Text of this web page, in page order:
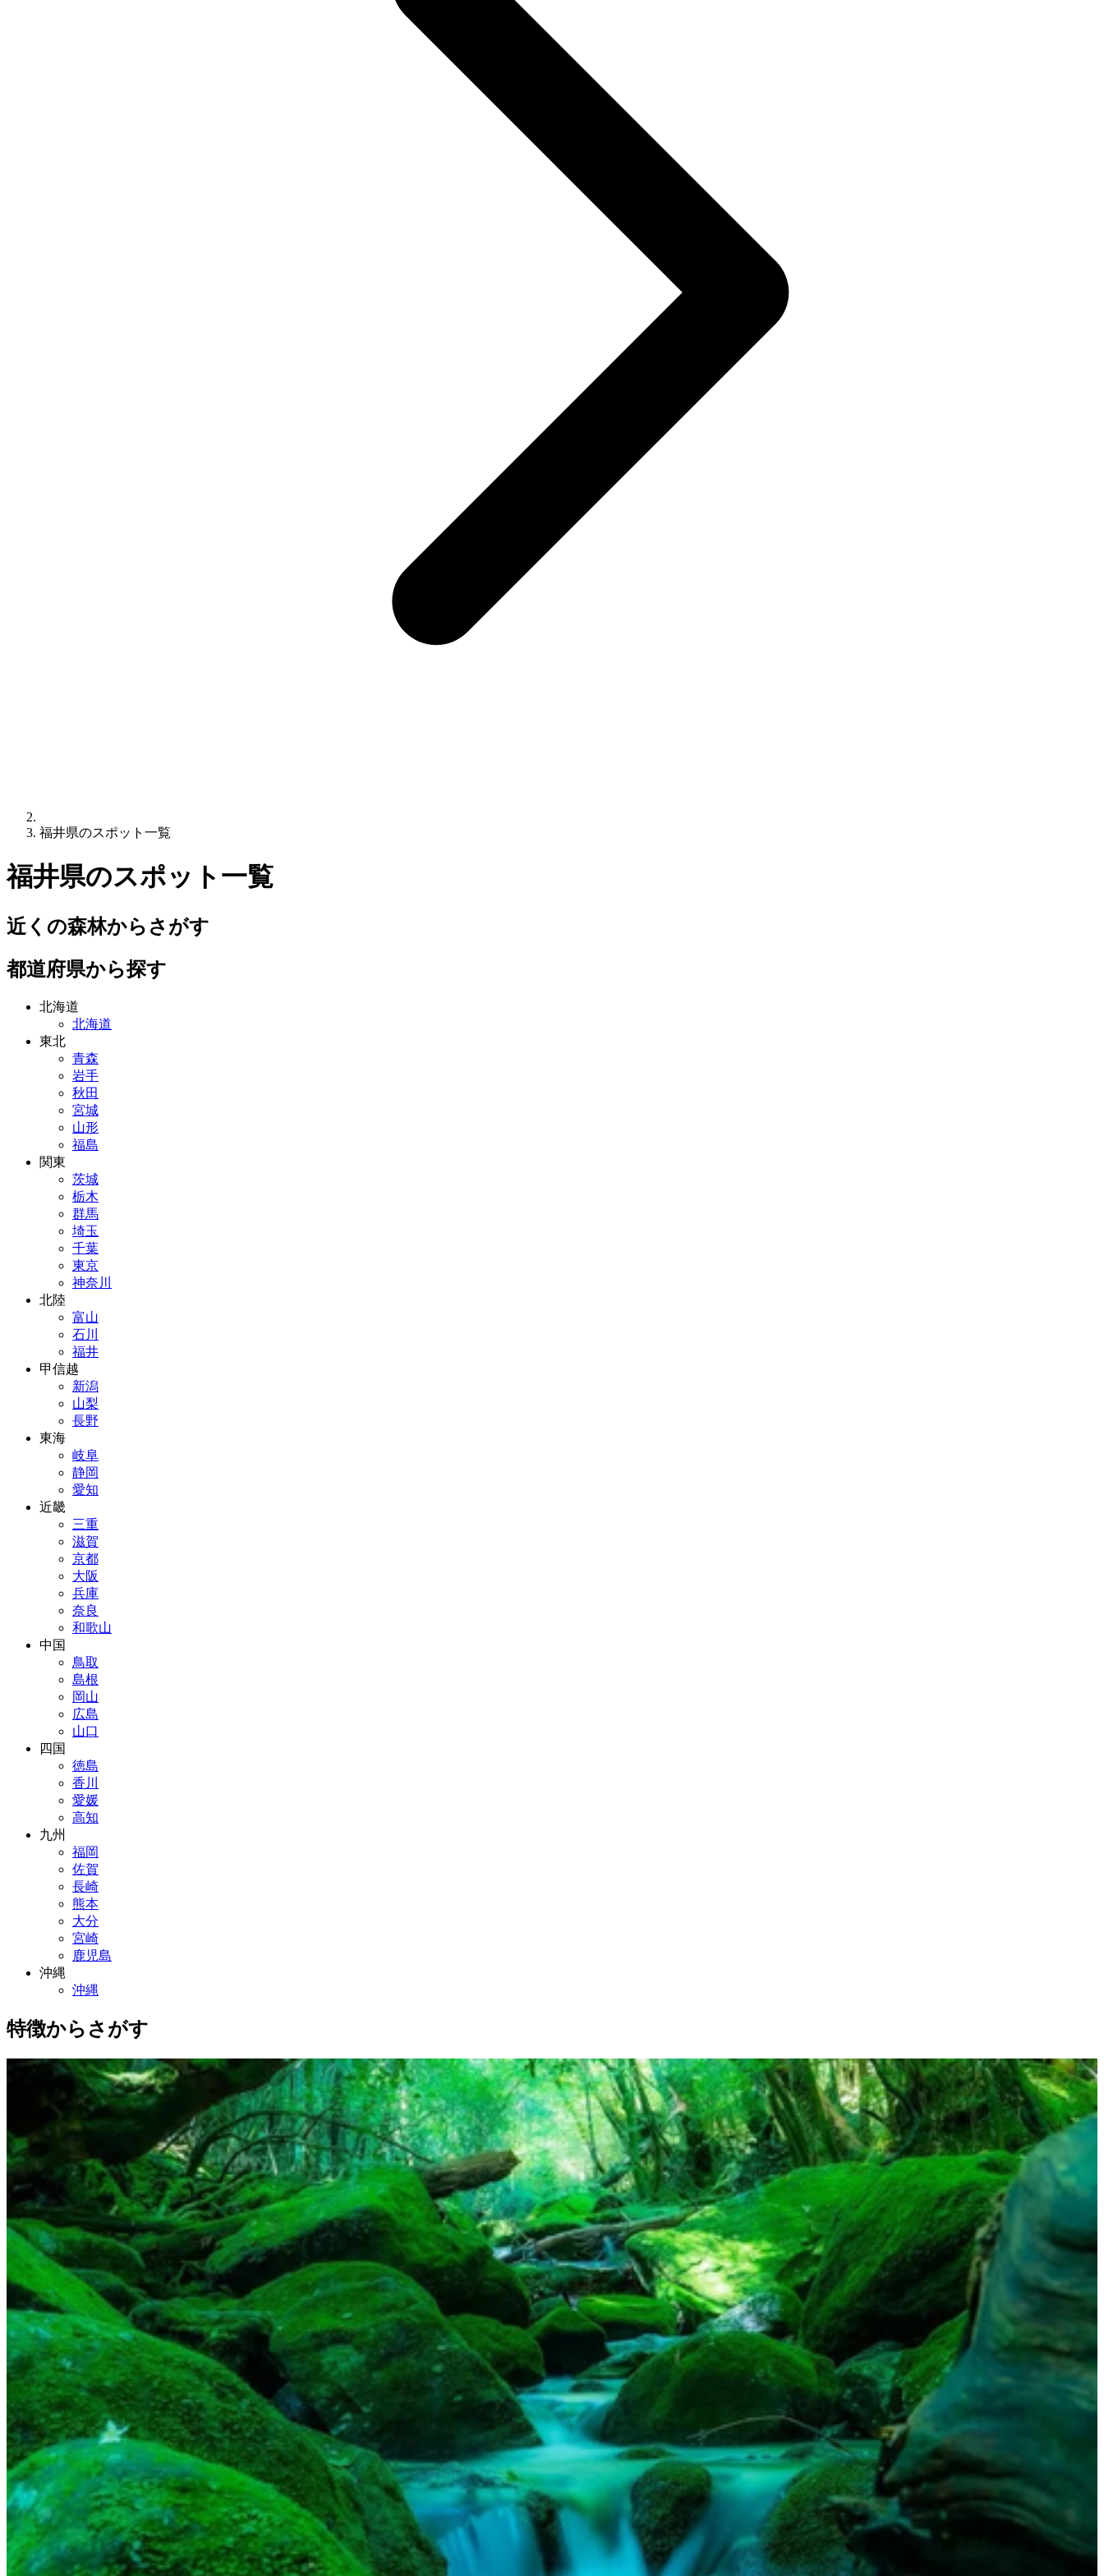
福井県のスポット一覧
福井県のスポット一覧
近くの森林からさがす
都道府県から探す
北海道
北海道
東北
青森
岩手
秋田
宮城
山形
福島
関東
茨城
栃木
群馬
埼玉
千葉
東京
神奈川
北陸
富山
石川
福井
甲信越
新潟
山梨
長野
東海
岐阜
静岡
愛知
近畿
三重
滋賀
京都
大阪
兵庫
奈良
和歌山
中国
鳥取
島根
岡山
広島
山口
四国
徳島
香川
愛媛
高知
九州
福岡
佐賀
長崎
熊本
大分
宮崎
鹿児島
沖縄
沖縄
特徴からさがす